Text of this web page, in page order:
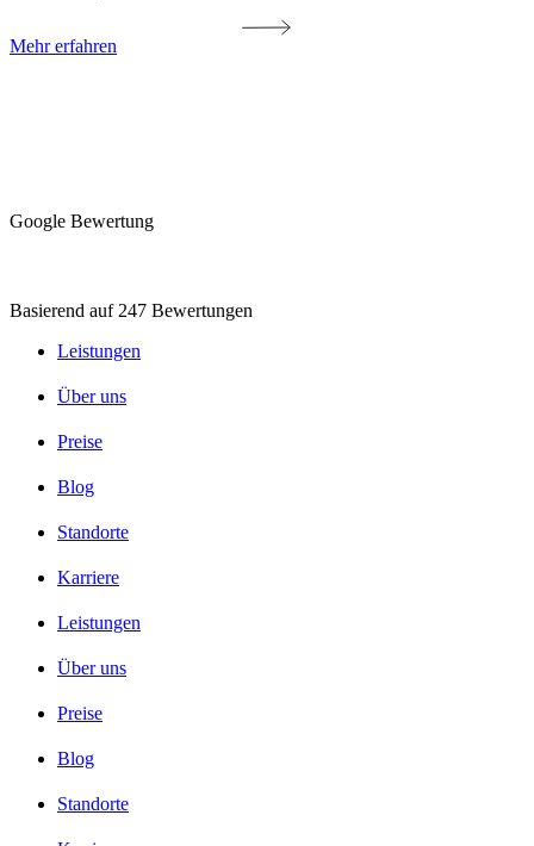
Mehr erfahren
Google Bewertung
Basierend auf 247 Bewertungen
Leistungen
Über uns
Preise
Blog
Standorte
Karriere
Leistungen
Über uns
Preise
Blog
Standorte